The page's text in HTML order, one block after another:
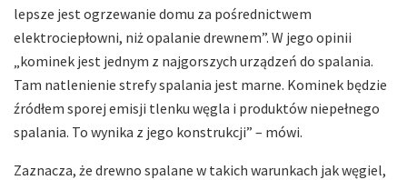
lepsze jest ogrzewanie domu za pośrednictwem
elektrociepłowni, niż opalanie drewnem”. W jego opinii
„kominek jest jednym z najgorszych urządzeń do spalania.
Tam natlenienie strefy spalania jest marne. Kominek będzie
źródłem sporej emisji tlenku węgla i produktów niepełnego
spalania. To wynika z jego konstrukcji” – mówi.
Zaznacza, że drewno spalane w takich warunkach jak węgiel,